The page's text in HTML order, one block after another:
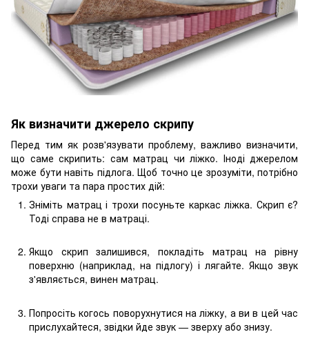
Як визначити джерело скрипу
Перед тим як розв'язувати проблему, важливо визначити,
що саме скрипить: сам матрац чи ліжко. Іноді джерелом
може бути навіть підлога. Щоб точно це зрозуміти, потрібно
трохи уваги та пара простих дій:
Зніміть матрац і трохи посуньте каркас ліжка. Скрип є?
Тоді справа не в матраці.
Якщо скрип залишився, покладіть матрац на рівну
поверхню (наприклад, на підлогу) і лягайте. Якщо звук
з'являється, винен матрац.
Попросіть когось поворухнутися на ліжку, а ви в цей час
прислухайтеся, звідки йде звук — зверху або знизу.